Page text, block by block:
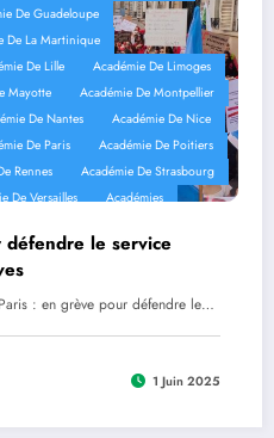
De Guadeloupe
De La Martinique
De Lille
Académie De Limoges
Mayotte
Académie De Montpellier
De Nantes
Académie De Nice
De Paris
Académie De Poitiers
Rennes
Académie De Strasbourg
De Versailles
Académies
le service
: en grève pour défendre le…
1 Juin 2025